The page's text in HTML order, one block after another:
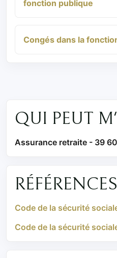
fonction publique
Congés dans la
QUI PEUT
Assurance retraite - 39 60
RÉFÉRENCES
Code de la sécurité
Code de la sécurité